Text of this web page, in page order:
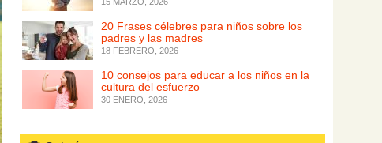
20 Frases célebres para niños sobre los
padres y las madres
18 FEBRERO, 2026
10 consejos para educar a los niños en la
cultura del esfuerzo
30 ENERO, 2026